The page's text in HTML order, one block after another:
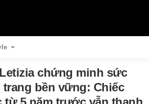
chứng minh sức
bền vững: Chiếc